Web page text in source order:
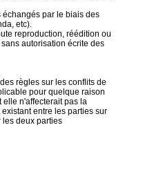
échangés par le biais des
etc).
reproduction, réédition ou
autorisation écrite des
règles sur les conflits de
pour quelque raison
elle n'affecterait pas la
entre les parties sur
les deux parties